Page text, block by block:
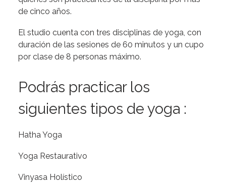
de cinco años.
El studio cuenta con tres disciplinas de yoga, con
duración de las sesiones de 60 minutos y un cupo
por clase de 8 personas máximo.
Podrás practicar los
siguientes tipos de yoga :
Hatha Yoga
Yoga Restaurativo
Vinyasa Holístico